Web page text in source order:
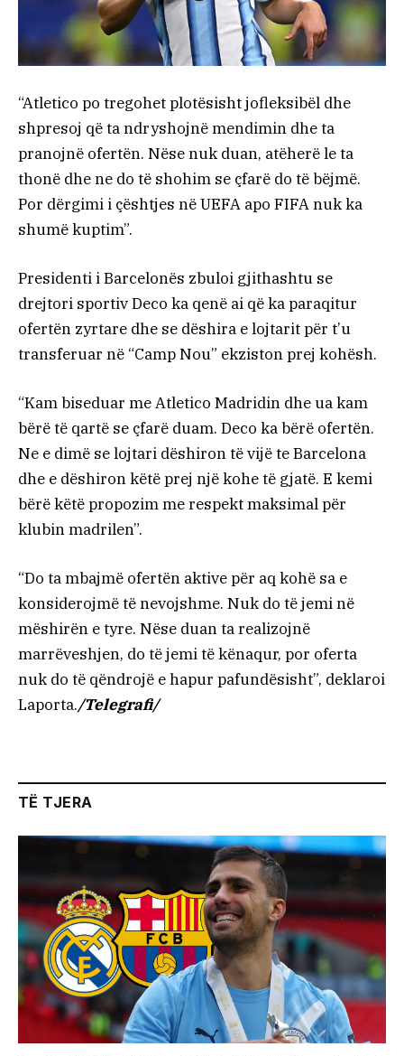
“Atletico po tregohet plotësisht jofleksibël dhe
shpresoj që ta ndryshojnë mendimin dhe ta
pranojnë ofertën. Nëse nuk duan, atëherë le ta
thonë dhe ne do të shohim se çfarë do të bëjmë.
Por dërgimi i çështjes në UEFA apo FIFA nuk ka
shumë kuptim”.
Presidenti i Barcelonës zbuloi gjithashtu se
drejtori sportiv Deco ka qenë ai që ka paraqitur
ofertën zyrtare dhe se dëshira e lojtarit për t’u
transferuar në “Camp Nou” ekziston prej kohësh.
“Kam biseduar me Atletico Madridin dhe ua kam
bërë të qartë se çfarë duam. Deco ka bërë ofertën.
Ne e dimë se lojtari dëshiron të vijë te Barcelona
dhe e dëshiron këtë prej një kohe të gjatë. E kemi
bërë këtë propozim me respekt maksimal për
klubin madrilen”.
“Do ta mbajmë ofertën aktive për aq kohë sa e
konsiderojmë të nevojshme. Nuk do të jemi në
mëshirën e tyre. Nëse duan ta realizojnë
marrëveshjen, do të jemi të kënaqur, por oferta
nuk do të qëndrojë e hapur pafundësisht”, deklaroi
Laporta./Telegrafi/
TË TJERA